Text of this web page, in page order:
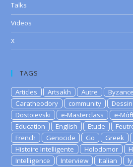
Talks
Videos
X
TAGS
Articles Artsakh Autre Byzance
Caratheodory
community Dessin
Dostoievski
e-Masterclass e-
Education
English Etude
French
Genocide Go Greek
Histoire Intelligente
Holodomor
Intelligence
Interview Italian